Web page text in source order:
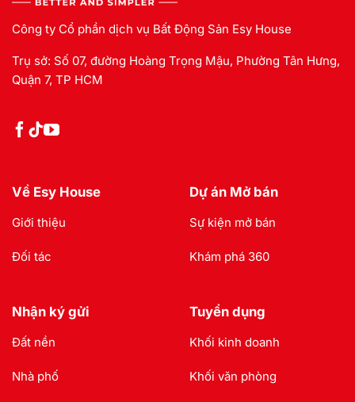
Công ty Cổ phần dịch vụ Bất Động Sản Esy House
Trụ sở: Số 07, đường Hoàng Trọng Mậu, Phường Tân Hưng,
Quận 7, TP HCM
Về Esy House
Giới thiệu
Đối tác
Dự án Mở bán
Sự kiện mở bán
Khám phá 360
Nhận ký gửi
Đất nền
Nhà phố
Tuyển dụng
Khối kinh doanh
Khối văn phòng